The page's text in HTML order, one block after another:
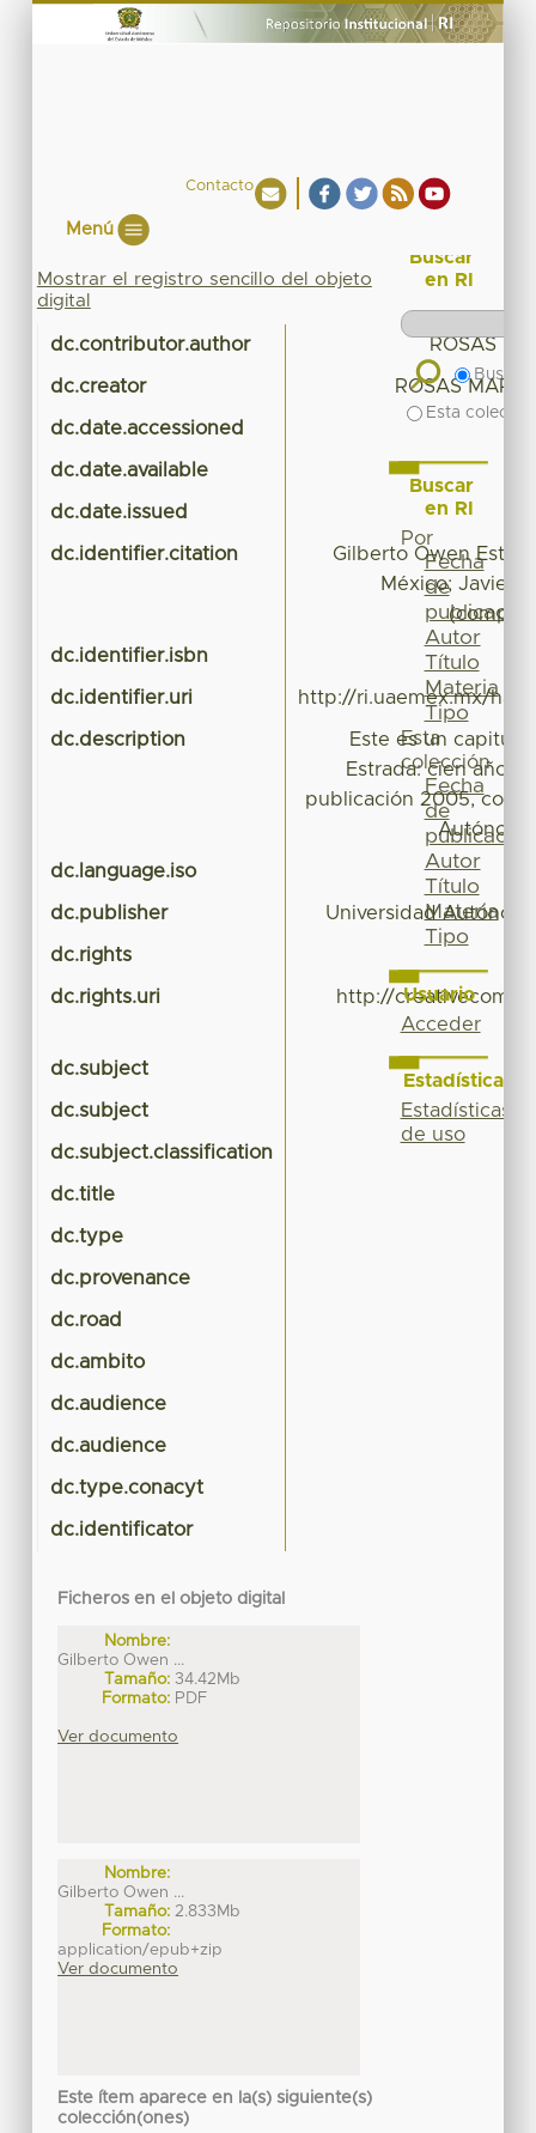
Contacto
Menú
Mostrar el registro sencillo del objeto
digital
dc.contributor.author ROSAS
dc.creator ROSAS
dc.date.accessioned
dc.date.available
dc.date.issued
dc.identifier.citation
Gilberto Owen
México; Javier
dc.identifier.isbn
dc.identifier.uri http://ri.uaemex.mx/
dc.description
Este es un
Estrada: cien años
publicación 2005, con
dc.language.iso
dc.publisher Universidad
dc.rights
dc.rights.uri http://
dc.subject
dc.subject
dc.subject.classification
dc.title
dc.type
dc.provenance
dc.road
dc.ambito
dc.audience
dc.audience
dc.type.conacyt
dc.identificator
Ficheros en el objeto digital
Nombre:
Gilberto Owen ...
Tamaño: 34.42Mb
Formato: PDF
Ver documento
Nombre:
Gilberto Owen ...
Tamaño: 2.833Mb
Formato:
application/epub+zip
Ver documento
Este ítem aparece en la(s) siguiente(s)
colección(ones)
Buscar
en RI
Buscar
Esta
Buscar
en RI
Por
Fecha
de
publicación
Autor
Título
Materia
Tipo
Esta
colección
Fecha
de
publicación
Autor
Título
Materia
Tipo
Usuario
Acceder
Estadísticas
Estadísticas
de uso